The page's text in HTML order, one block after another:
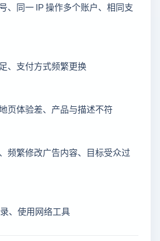
、同一 IP 操作多个账户、相同支
、支付方式频繁更换
页体验差、产品与描述不符
频繁修改广告内容、目标受众过
、使用网络工具